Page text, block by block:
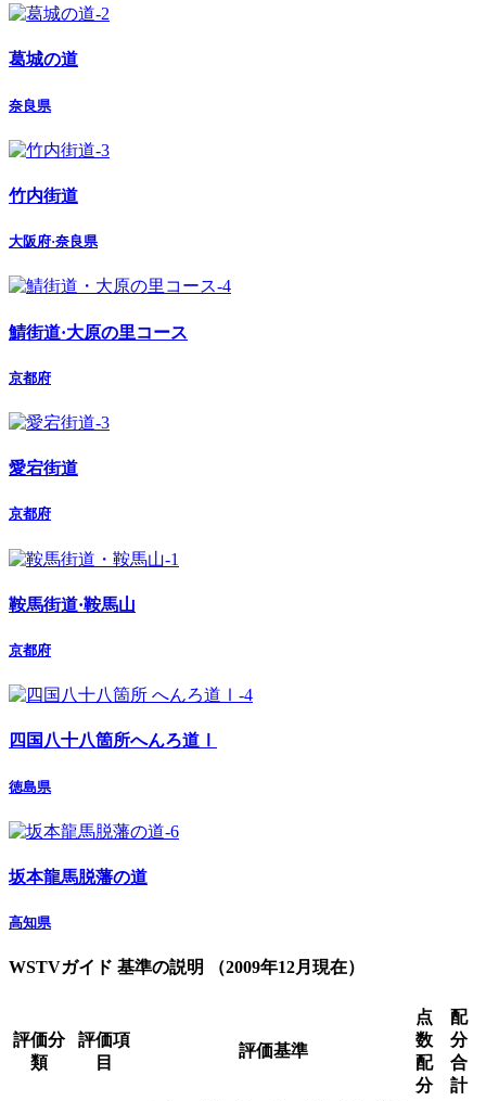
葛城の道
奈良県
竹内街道
大阪府·奈良県
鯖街道·大原の里コース
京都府
愛宕街道
京都府
鞍馬街道·鞍馬山
京都府
四国八十八箇所へんろ道Ⅰ
徳島県
坂本龍馬脱藩の道
高知県
WSTVガイド 基準の説明 （2009年12月現在）
評価分
類
評価項
目
評価基準
点
数
配
分
配
分
合
計